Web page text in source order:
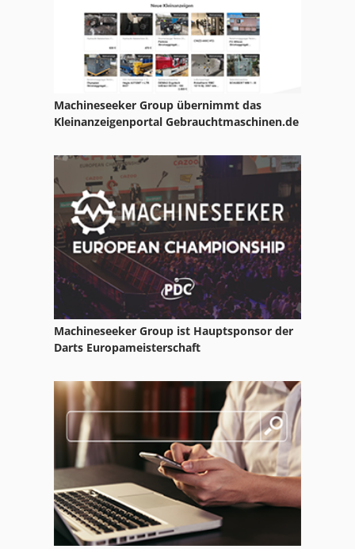
Machineseeker Group übernimmt das
Kleinanzeigenportal Gebrauchtmaschinen.de
Machineseeker Group ist Hauptsponsor der
Darts Europameisterschaft